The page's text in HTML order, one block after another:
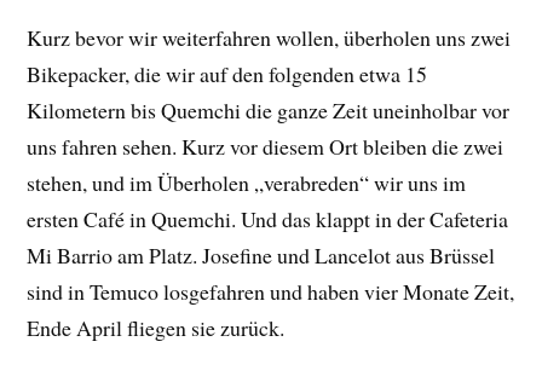
Kurz bevor wir weiterfahren wollen, überholen uns zwei
Bikepacker, die wir auf den folgenden etwa 15
Kilometern bis Quemchi die ganze Zeit uneinholbar vor
uns fahren sehen. Kurz vor diesem Ort bleiben die zwei
stehen, und im Überholen „verabreden“ wir uns im
ersten Café in Quemchi. Und das klappt in der Cafeteria
Mi Barrio am Platz. Josefine und Lancelot aus Brüssel
sind in Temuco losgefahren und haben vier Monate Zeit,
Ende April fliegen sie zurück.